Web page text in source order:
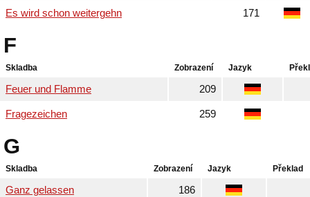
Es wird schon weitergehn 171
F
Skladba Zobrazení Jazyk
Feuer und Flamme 209
Fragezeichen 259
G
Skladba Zobrazení Jazyk Překlad
Ganz gelassen 186